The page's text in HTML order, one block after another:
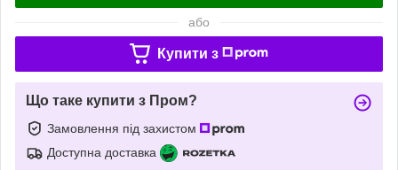
або
Купити з
Що таке купити з Пром?
Замовлення під захистом
Доступна доставка